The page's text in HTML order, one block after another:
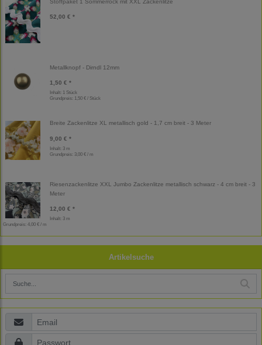
52,00 € *
Metallknopf - Dirndl 12mm
1,50 € *
Inhalt: 1 Stück
Grundpreis: 1,50 € / Stück
Breite Zackenlitze XL metallisch gold - 1,7 cm breit - 3 Meter
9,00 € *
Inhalt: 3 m
Grundpreis: 3,00 € / m
Riesenzackenlitze XXL Jumbo Zackenlitze metallisch schwarz - 4 cm breit - 3
Meter
12,00 € *
Inhalt: 3 m
Grundpreis: 4,00 € / m
Artikelsuche